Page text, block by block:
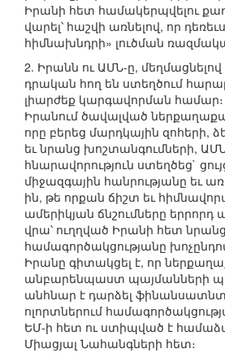
Իրանի հետ համակերպվելու
վարել՝ հաշվի առնելով, որ
հիմնախնդրի» լուծման
2. Իրանն ու ԱՄՆ-ը, մեղմացնելով
դրական հող են ստեղծում
լիարժեք կարգավորման համար։
Իրանում ծավալված
որը բերեց մարդկային զոհերի,
եւ նրանց խոշտանգումների,
հնարավորություն ստեղծեց`
միջազգային հանրությանը եւ
ին, թե որքան ճիշտ եւ
ամերիկյան ճնշումները երրորդ
վրա՝ ուղղված Իրանի հետ նրանց
համագործակցությանը
Իրանը գիտակցել է, որ
անբարենպաստ պայմանների
անհնար է դարձել
ոլորտներում
ԵՄ-ի հետ ու ստիպված է
Միացյալ Նահանգների հետ։